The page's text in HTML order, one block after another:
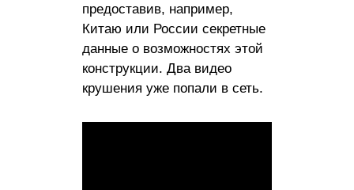
предоставив, например,
Китаю или России секретные
данные о возможностях этой
конструкции. Два видео
крушения уже попали в сеть.